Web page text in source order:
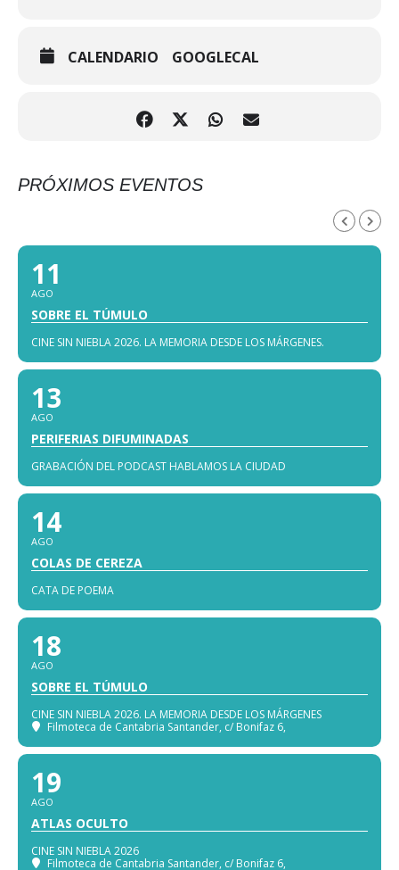
CALENDARIO GOOGLECAL
PRÓXIMOS EVENTOS
11
AGO
SOBRE EL TÚMULO
CINE SIN NIEBLA 2026. LA MEMORIA DESDE LOS MÁRGENES.
13
AGO
PERIFERIAS DIFUMINADAS
GRABACIÓN DEL PODCAST HABLAMOS LA CIUDAD
14
AGO
COLAS DE CEREZA
CATA DE POEMA
18
AGO
SOBRE EL TÚMULO
CINE SIN NIEBLA 2026. LA MEMORIA DESDE LOS MÁRGENES
Filmoteca de Cantabria Santander, c/ Bonifaz 6,
19
AGO
ATLAS OCULTO
CINE SIN NIEBLA 2026
Filmoteca de Cantabria Santander, c/ Bonifaz 6,